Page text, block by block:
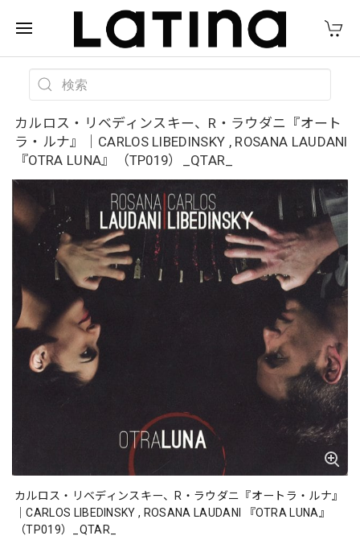
カルロス・リベディンスキー、R・ラウダニ『オート
ラ・ルナ』｜CARLOS LIBEDINSKY , ROSANA LAUDANI
『OTRA LUNA』（TP019）_QTAR_
カルロス・リベディンスキー、R・ラウダニ『オートラ・ルナ』
｜CARLOS LIBEDINSKY , ROSANA LAUDANI 『OTRA LUNA』
（TP019）_QTAR_